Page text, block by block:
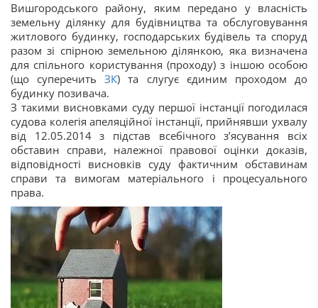
Вишгородського району, яким передано у власність
земельну ділянку для будівництва та обслуговування
житлового будинку, господарських будівель та споруд
разом зі спірною земельною ділянкою, яка визначена
для спільного користування (проходу) з іншою особою
(що суперечитьЗК) та слугує єдиним проходом до
будинку позивача.
З такими висновками суду першої інстанції погодилася
судова колегія апеляційної інстанції, прийнявши ухвалу
від 12.05.2014 з підстав всебічного з’ясування всіх
обставин справи, належної правової оцінки доказів,
відповідності висновків суду фактичним обставинам
справи та вимогам матеріального і процесуального
права.